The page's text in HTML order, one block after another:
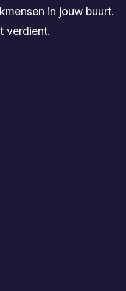
in jouw buurt.
verdient.